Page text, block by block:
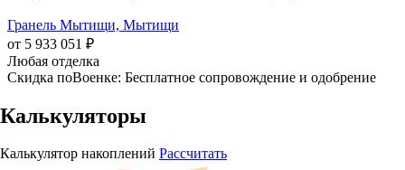
Гранель Мытищи, Мытищи
от 5 933 051 ₽
Любая отделка
Скидка поВоенке: Бесплатное сопровождение и одобрение
Калькуляторы
Калькулятор накоплений Рассчитать